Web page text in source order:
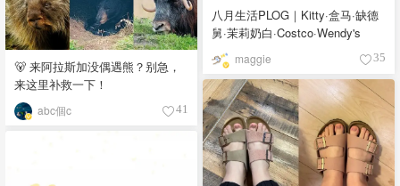
八月生活PLOG｜Kitty·盒马·缺德
舅·茉莉奶白·Costco·Wendy's
maggie 35
🐻 来阿拉斯加没偶遇熊？别急，
来这里补救一下！
abc個c 41